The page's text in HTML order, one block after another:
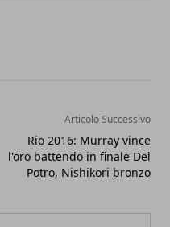
Articolo Successivo
Rio 2016: Murray vince
l'oro battendo in finale Del
Potro, Nishikori bronzo